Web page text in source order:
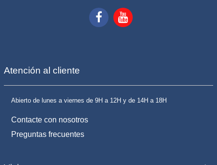
Atención al cliente
Abierto de lunes a viernes de 9H a 12H y de 14H a 18H
Contacte con nosotros
Preguntas frecuentes